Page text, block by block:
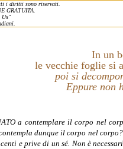
i diritti sono riservati.
GRATUITA.
Us"
In un
le vecchie foglie si
poi si
Eppure non
a contemplare il corpo nel
dunque il corpo nel
e prive di un sé. Non è